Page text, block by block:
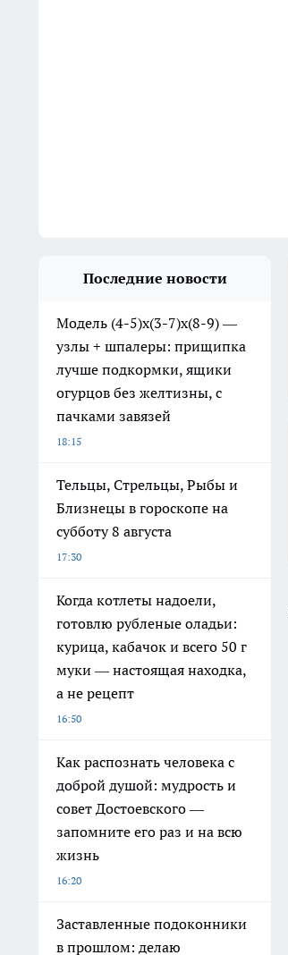
Последние новости
Модель (4-5)х(3-7)х(8-9) —
узлы + шпалеры: прищипка
лучше подкормки, ящики
огурцов без желтизны, с
пачками завязей
18:15
Тельцы, Стрельцы, Рыбы и
Близнецы в гороскопе на
субботу 8 августа
17:30
Когда котлеты надоели,
готовлю рубленые оладьи:
курица, кабачок и всего 50 г
муки — настоящая находка,
а не рецепт
16:50
Как распознать человека с
доброй душой: мудрость и
совет Достоевского —
запомните его раз и на всю
жизнь
16:20
Заставленные подоконники
в прошлом: делаю